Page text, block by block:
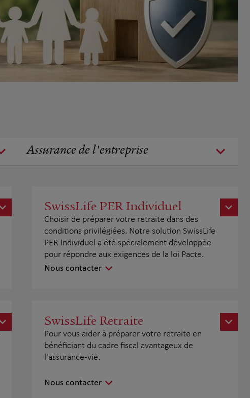
Assurance de l'entreprise
SwissLife PER Individuel
Choisir de préparer votre retraite dans des
conditions privilégiées. Notre solution SwissLife
PER Individuel a été spécialement développée
pour répondre aux exigences de la loi Pacte.
Nous contacter
SwissLife Retraite
Pour vous aider à préparer votre retraite en
bénéficiant du cadre fiscal avantageux de
l'assurance-vie.
Nous contacter